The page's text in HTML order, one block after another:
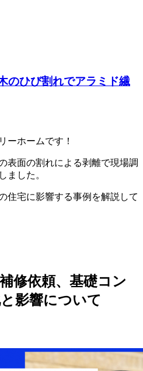
のひび割れでアラミド繊
ーホームです！
表面の割れによる剥離で現場調
ました。
住宅に影響する事例を解説して
修依頼、基礎コン
影響について